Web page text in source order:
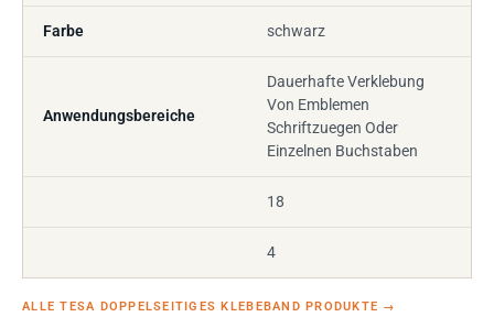
Farbe schwarz
Anwendungsbereiche
Dauerhafte Verklebung
Von Emblemen
Schriftzuegen Oder
Einzelnen Buchstaben
18
4
ALLE TESA DOPPELSEITIGES KLEBEBAND PRODUKTE →